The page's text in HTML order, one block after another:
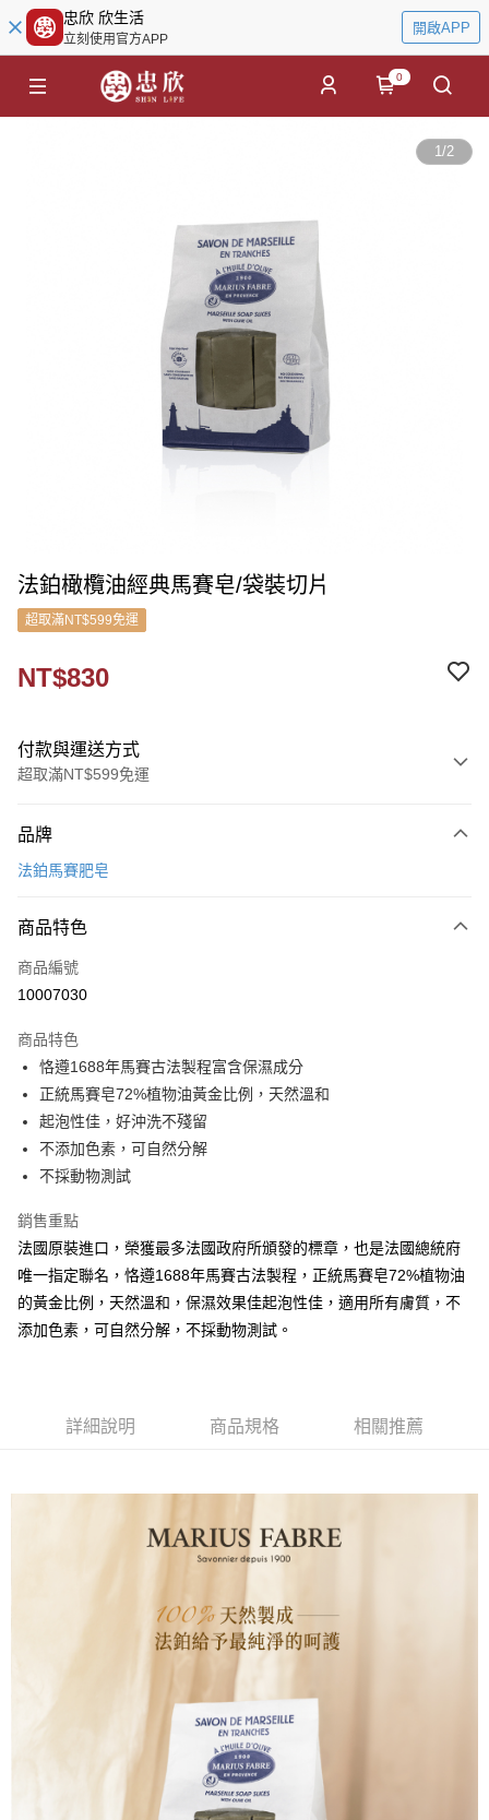
忠欣 欣生活
立刻使用官方APP
開啟APP
0
1/2
法鉑橄欖油經典馬賽皂/袋裝切片
超取滿NT$599免運
NT$830
付款與運送方式
超取滿NT$599免運
信用卡一次付款
LINE Pay
Apple Pay
悠遊付
全盈+PAY
運送方式
全家取貨付款
付款後全家取貨
每筆NT$60，滿NT$599(含以上)免運費
7-11取貨付款
每筆NT$60，滿NT$599(含以上)免運費
品牌
法鉑馬賽肥皂
商品特色
商品編號
10007030
商品特色
恪遵1688年馬賽古法製程富含保濕成分
正統馬賽皂72%植物油黃金比例，天然溫和
起泡性佳，好沖洗不殘留
不添加色素，可自然分解
不採動物測試
銷售重點
法國原裝進口，榮獲最多法國政府所頒發的標章，也是法國總統府
唯一指定聯名，恪遵1688年馬賽古法製程，正統馬賽皂72%植物油
的黃金比例，天然溫和，保濕效果佳起泡性佳，適用所有膚質，不
添加色素，可自然分解，不採動物測試。
詳細說明 商品規格 相關推薦